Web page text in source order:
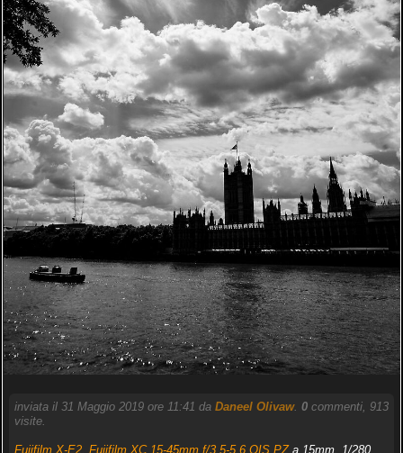
inviata il 31 Maggio 2019 ore 11:41 da Daneel Olivaw. 0commenti, 913
visite.
Fujifilm X-E2, Fujifilm XC 15-45mm f/3.5-5.6 OIS PZa 15mm, 1/280